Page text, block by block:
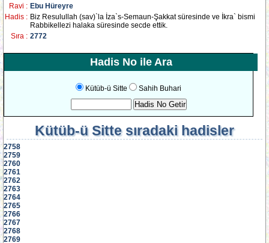
Ravi : Ebu Hüreyre
Hadis : Biz Resulullah (sav)`la İza`s-Semaun-Şakkat süresinde ve İkra` bismi
Rabbikellezi halaka süresinde secde ettik.
Sıra : 2772
Hadis No ile Ara
Kütüb-ü Sitte Sahih Buhari
Kütüb-ü Sittesıradaki hadisler
2758
2759
2760
2761
2762
2763
2764
2765
2766
2767
2768
2769